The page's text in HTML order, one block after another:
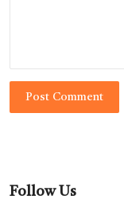
Post Comment
Follow Us